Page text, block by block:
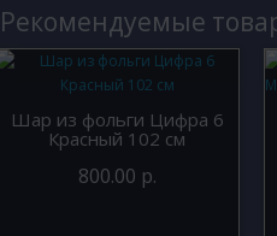
Рекомендуемые
Шар из фольги Цифра 6
Красный 102 см
800.00 р.